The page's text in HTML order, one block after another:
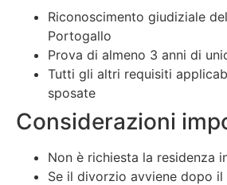
Riconoscimento giudiziale
Portogallo
Prova di almeno 3 anni di
Tutti gli altri requisiti
sposate
Considerazioni
Non è richiesta la residenza
Se il divorzio avviene dopo